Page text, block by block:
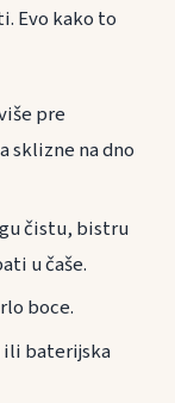
Evo kako to
pre
sklizne na dno
čistu, bistru
u čaše.
boce.
ili baterijska